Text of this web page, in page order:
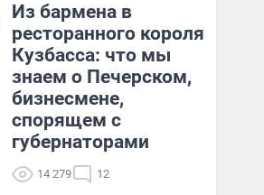
Из бармена в
ресторанного короля
Кузбасса: что мы
знаем о Печерском,
бизнесмене,
спорящем с
губернаторами
14 279 12